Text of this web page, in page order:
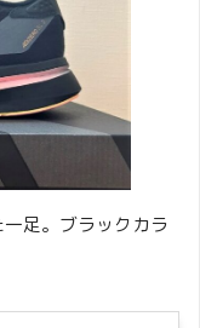
足。ブラックカラ